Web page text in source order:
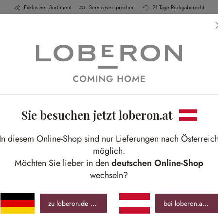
Exklusives Sortiment Serviceversprechen 21 Tage Rückgaberecht
Schlafen Bad
€
inkl.
Sie besuchen jetzt loberon.at
In diesem Online-Shop sind nur Lieferungen nach Österreich
möglich.
Möchten Sie lieber in den deutschen Online-Shop
wechseln?
zu loberon.de bei loberon.at